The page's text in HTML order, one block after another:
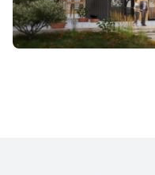
Meer informatie:
www.thenewmakers.com